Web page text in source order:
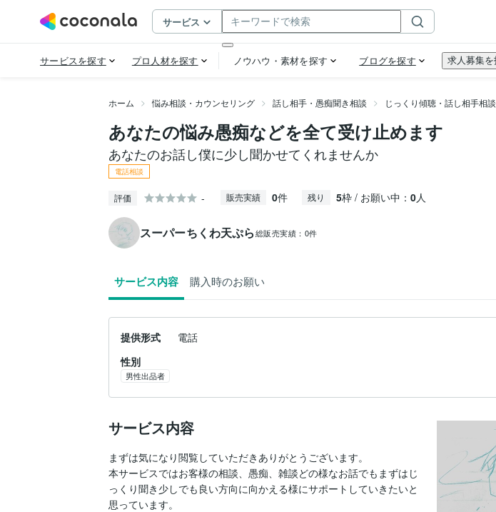
ホーム 悩み相談・カウンセリング 話し相手・愚痴聞き相談 じっくり傾聴・話し相手相談
あなたの悩み愚痴などを全て受け止めます
あなたのお話し僕に少し聞かせてくれませんか
電話相談
評価 - 販売実績 0件 残り 5枠 / お願い中： 0人
スーパーちくわ天ぷら総販売実績： 0件
サービス内容 購入時のお願い
提供形式
電話
性別
男性出品者
サービス内容
まずは気になり閲覧していただきありがとうございます。
本サービスではお客様の相談、愚痴、雑談どの様なお話でもまずはじ
っくり聞き少しでも良い方向に向かえる様にサポートしていきたいと
思っています。